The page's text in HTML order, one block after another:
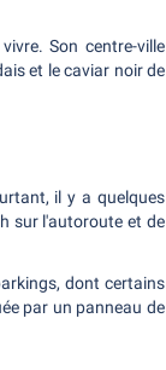
Son centre-ville
et le caviar noir de
il y a quelques
sur l'autoroute et de
dont certains
par un panneau de